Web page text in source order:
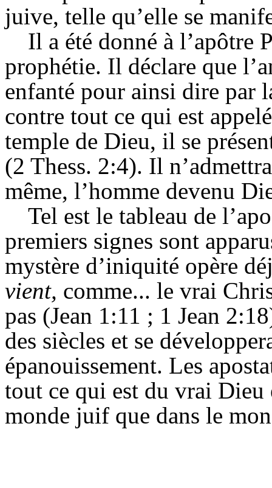
juive, telle qu’elle se
Il a été donné à l’apôtre
prophétie. Il déclare que
enfanté pour ainsi dire par
contre tout ce qui est
temple de Dieu, il se
(2 Thess. 2:4). Il
même, l’homme devenu
Tel est le tableau de
premiers signes sont
mystère d’iniquité opère
vient, comme... le vrai
pas (Jean 1:11 ; 1 Jean
des siècles et se
épanouissement. Les
tout ce qui est du vrai Dieu
monde juif que dans le